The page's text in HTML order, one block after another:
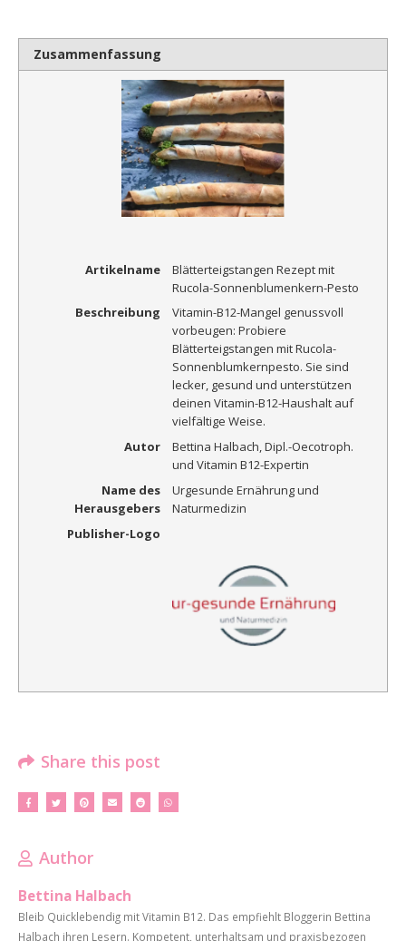
Zusammenfassung
Artikelname
Blätterteigstangen Rezept mit
Rucola-Sonnenblumenkern-Pesto
Beschreibung
Vitamin-B12-Mangel genussvoll
vorbeugen: Probiere
Blätterteigstangen mit Rucola-
Sonnenblumkernpesto. Sie sind
lecker, gesund und unterstützen
deinen Vitamin-B12-Haushalt auf
vielfältige Weise.
Autor
Bettina Halbach, Dipl.-Oecotroph.
und Vitamin B12-Expertin
Name des
Herausgebers
Urgesunde Ernährung und
Naturmedizin
Publisher-Logo
Share this post
Author
Bettina Halbach
Bleib Quicklebendig mit Vitamin B12. Das empfiehlt Bloggerin Bettina
Halbach ihren Lesern. Kompetent, unterhaltsam und praxisbezogen